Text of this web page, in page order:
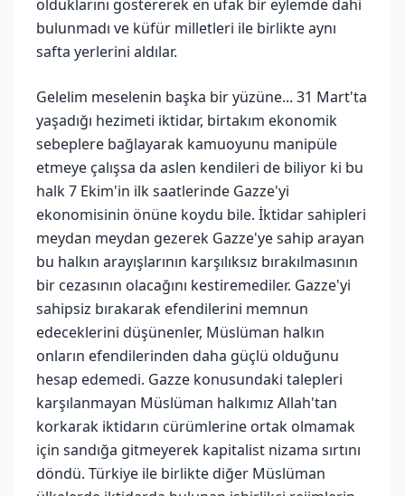
olduklarını göstererek en ufak bir eylemde dahi
bulunmadı ve küfür milletleri ile birlikte aynı
safta yerlerini aldılar.
Gelelim meselenin başka bir yüzüne... 31 Mart'ta
yaşadığı hezimeti iktidar, birtakım ekonomik
sebeplere bağlayarak kamuoyunu manipüle
etmeye çalışsa da aslen kendileri de biliyor ki bu
halk 7 Ekim'in ilk saatlerinde Gazze'yi
ekonomisinin önüne koydu bile. İktidar sahipleri
meydan meydan gezerek Gazze'ye sahip arayan
bu halkın arayışlarının karşılıksız bırakılmasının
bir cezasının olacağını kestiremediler. Gazze'yi
sahipsiz bırakarak efendilerini memnun
edeceklerini düşünenler, Müslüman halkın
onların efendilerinden daha güçlü olduğunu
hesap edemedi. Gazze konusundaki talepleri
karşılanmayan Müslüman halkımız Allah'tan
korkarak iktidarın cürümlerine ortak olmamak
için sandığa gitmeyerek kapitalist nizama sırtını
döndü. Türkiye ile birlikte diğer Müslüman